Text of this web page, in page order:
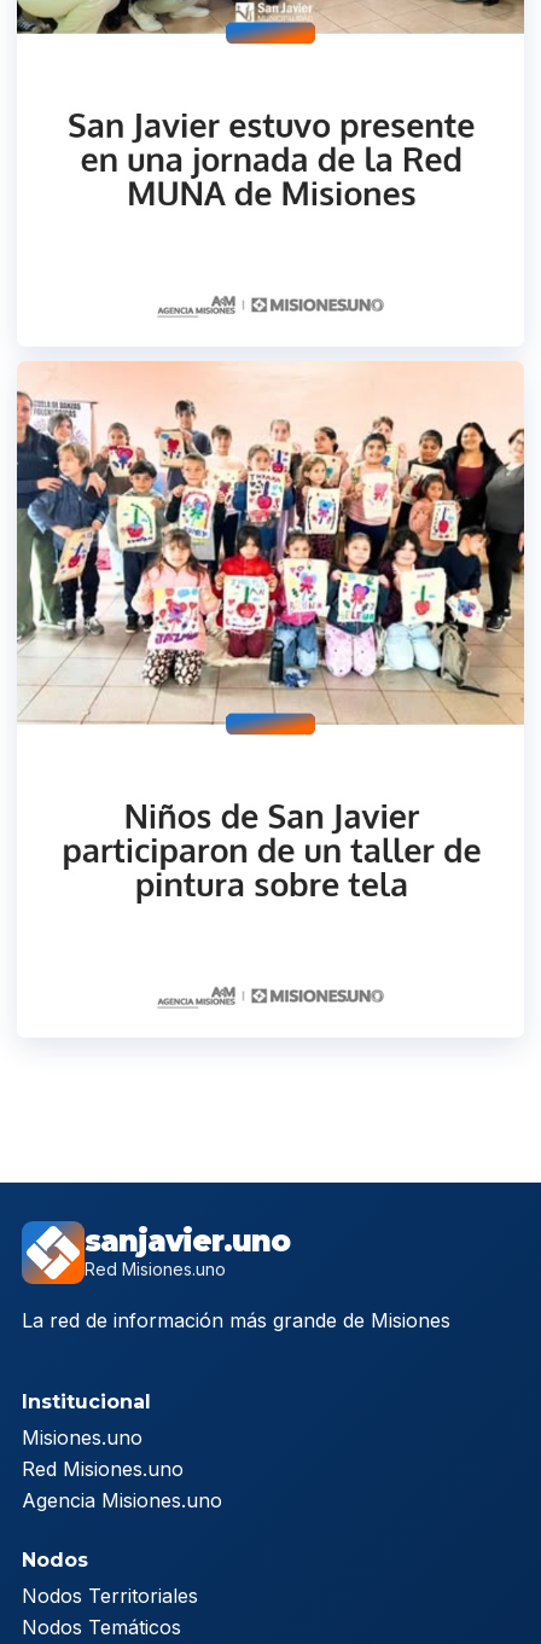
sanjavier.uno
Red Misiones.uno
La red de información más grande de Misiones
Institucional
Misiones.uno
Red Misiones.uno
Agencia Misiones.uno
Nodos
Nodos Territoriales
Nodos Temáticos